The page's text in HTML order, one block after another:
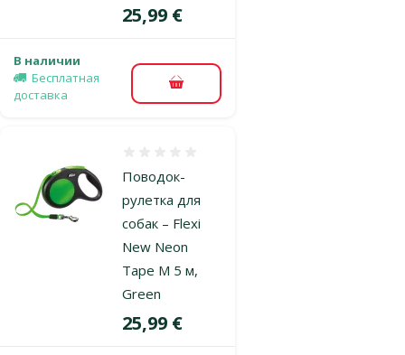
Цена
25,99 €
В наличии
Бесплатная
доставка
В корзину
Поводок-
рулетка для
собак – Flexi
New Neon
Tape M 5 м,
Green
Цена
25,99 €